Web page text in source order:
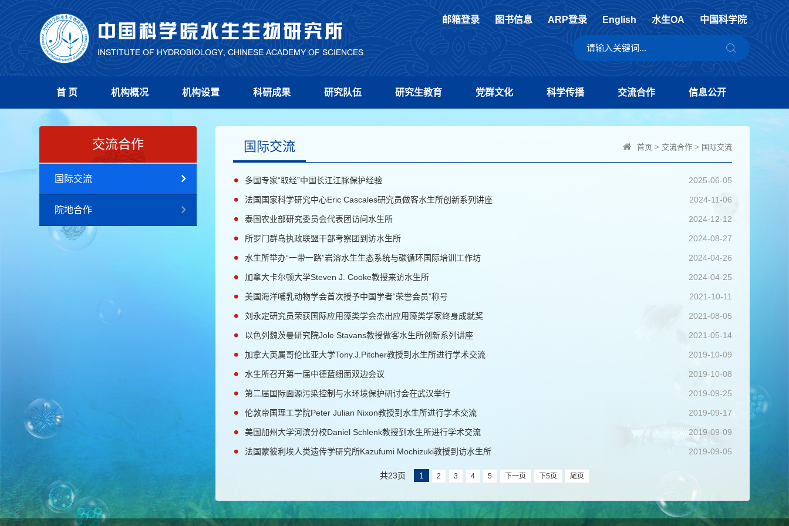
邮箱登录 图书信息 ARP登录 English 水生OA 中国科学院
首 页 机构概况 机构设置 科研成果 研究队伍 研究生教育 党群文化 科学传播 交流合作 信息公开
交流合作
国际交流
院地合作
国际交流 首页 > 交流合作 > 国际交流
2025-06-05
多国专家“取经”中国长江江豚保护经验
2024-11-06
法国国家科学研究中心Eric Cascales研究员做客水生所创新系列讲座
2024-12-12
泰国农业部研究委员会代表团访问水生所
2024-08-27
所罗门群岛执政联盟干部考察团到访水生所
2024-04-26
水生所举办“一带一路”岩溶水生生态系统与碳循环国际培训工作坊
2024-04-25
加拿大卡尔顿大学Steven J. Cooke教授来访水生所
2021-10-11
美国海洋哺乳动物学会首次授予中国学者“荣誉会员”称号
2021-08-05
刘永定研究员荣获国际应用藻类学会杰出应用藻类学家终身成就奖
2021-05-14
以色列魏茨曼研究院Jole Stavans教授做客水生所创新系列讲座
2019-10-09
加拿大英属哥伦比亚大学Tony.J.Pitcher教授到水生所进行学术交流
2019-10-08
水生所召开第一届中德蓝细菌双边会议
2019-09-25
第二届国际面源污染控制与水环境保护研讨会在武汉举行
2019-09-17
伦敦帝国理工学院Peter Julian Nixon教授到水生所进行学术交流
2019-09-09
美国加州大学河滨分校Daniel Schlenk教授到水生所进行学术交流
2019-09-05
法国蒙彼利埃人类遗传学研究所Kazufumi Mochizuki教授到访水生所
共23页 1 2 3 4 5 下一页 下5页 尾页